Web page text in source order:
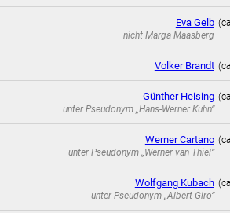
Eva Gelb
nicht Marga Maasberg
Volker Brandt
Günther Heising
unter Pseudonym „Hans-Werner Kuhn“
Werner Cartano
unter Pseudonym „Werner van Thiel“
Wolfgang Kubach
unter Pseudonym „Albert Giro“